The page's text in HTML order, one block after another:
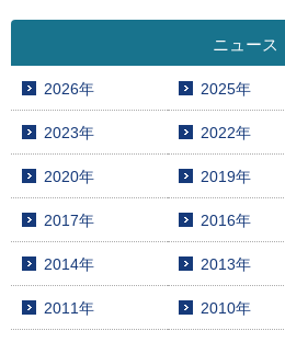
ニュース
2026年 2025年
2023年 2022年
2020年 2019年
2017年 2016年
2014年 2013年
2011年 2010年